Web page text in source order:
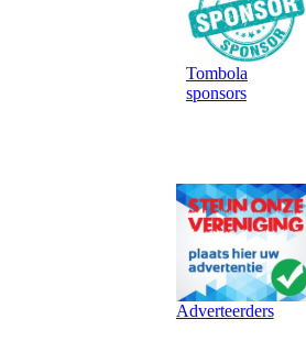
Tombola
sponsors
Adverteerders